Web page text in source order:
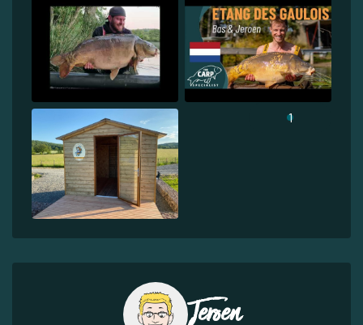
1
Jeroen